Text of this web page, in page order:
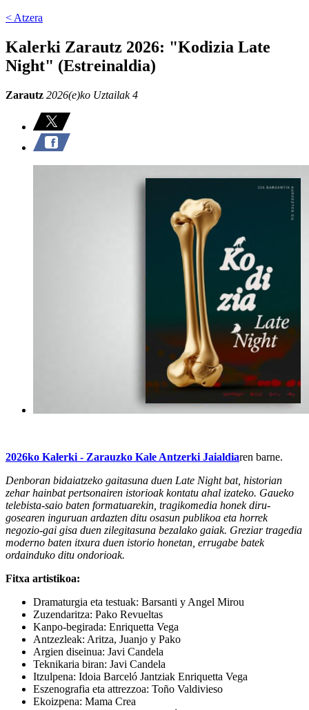
< Atzera
Kalerki Zarautz 2026: "Kodizia Late
Night" (Estreinaldia)
Zarautz 2026(e)ko Uztailak 4
2026ko Kalerki - Zarauzko Kale Antzerki Jaialdiaren barne.
Denboran bidaiatzeko gaitasuna duen Late Night bat, historian
zehar hainbat pertsonairen istorioak kontatu ahal izateko. Gaueko
telebista-saio baten formatuarekin, tragikomedia honek diru-
gosearen inguruan ardazten ditu osasun publikoa eta horrek
negozio-gai gisa duen zilegitasuna bezalako gaiak. Greziar tragedia
moderno baten itxura duen istorio honetan, errugabe batek
ordainduko ditu ondorioak.
Fitxa artistikoa:
Dramaturgia eta testuak: Barsanti y Angel Mirou
Zuzendaritza: Pako Revueltas
Kanpo-begirada: Enriquetta Vega
Antzezleak: Aritza, Juanjo y Pako
Argien diseinua: Javi Candela
Teknikaria biran: Javi Candela
Itzulpena: Idoia Barceló Jantziak Enriquetta Vega
Eszenografia eta attrezzoa: Toño Valdivieso
Ekoizpena: Mama Crea